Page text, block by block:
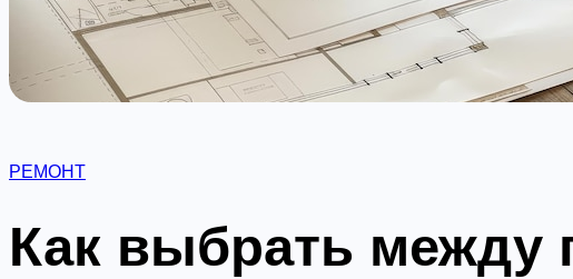
РЕМОНТ
Как выбрать между